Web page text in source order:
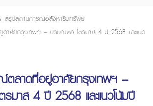
สรุปสถานการณ์อสังหาริมทรัพย์
าศัยกรุงเทพฯ – ปริมณฑล ไตรมาส 4 ปี 2568 และแนว
ตลาดที่อยู่อาศัยกรุงเทพฯ –
มาส 4 ปี 2568 และแนวโน้มปี